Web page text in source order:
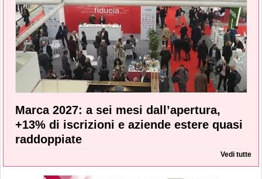
Marca 2027: a sei mesi dall’apertura,
+13% di iscrizioni e aziende estere quasi
raddoppiate
Vedi tutte